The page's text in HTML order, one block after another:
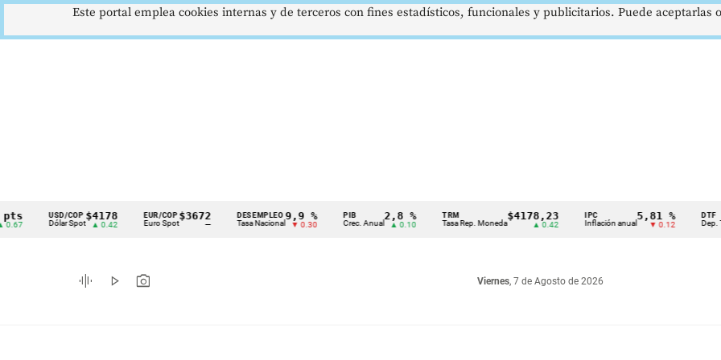
Cintillo
indicadores
económicos
USD/COP
Dólar Spot
$4178
▲ 0.42
EUR/COP
Euro Spot
$3672
—
DESEMPLEO
Tasa Nacional
9,9 %
▼ 0.30
PIB
Crec. Anual
2,8 %
▲ 0.10
TRM
Tasa Rep. Moneda
$4178,23
▲ 0.42
IPC
Inflación anual
5,81 %
▼ 0.12
DTF
Dep.
graphic_eq play_arrow photo_camera Viernes, 7 de Agosto de 2026
Este portal emplea cookies internas y de terceros con fines estadísticos, funcionales y publicitarios. Puede aceptarlas